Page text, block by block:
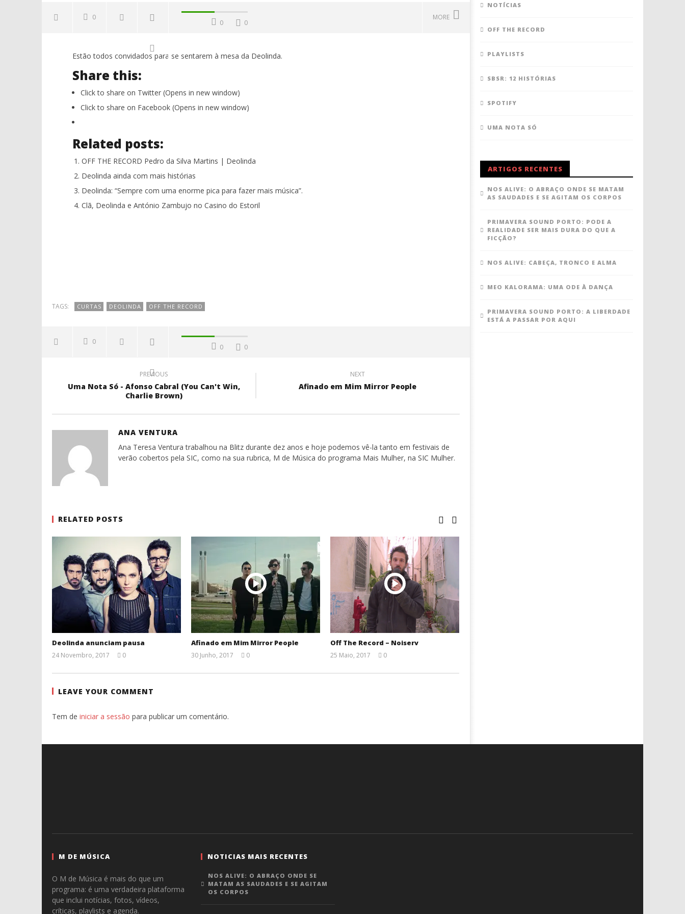
0
0 0
MORE
Off The Record Deolinda
2017
Ventura
matam as saudades e se agitam
os corpos
30
Junho,
2017
Ana
Ventura
Ventura
2017
Ventura
Estão todos convidados para se sentarem à mesa da Deolinda.
Share this:
Click to share on Twitter (Opens in new window)
Click to share on Facebook (Opens in new window)
Related posts:
OFF THE RECORD Pedro da Silva Martins | Deolinda
Deolinda ainda com mais histórias
Deolinda: “Sempre com uma enorme pica para fazer mais música”.
Clã, Deolinda e António Zambujo no Casino do Estoril
TAGS: CURTAS DEOLINDA OFF THE RECORD
0
0 0
PREVIOUS
Uma Nota Só - Afonso Cabral (You Can't Win,
Charlie Brown)
NEXT
Afinado em Mim Mirror People
ANA VENTURA
Ana Teresa Ventura trabalhou na Blitz durante dez anos e hoje podemos vê-la tanto em festivais de
verão cobertos pela SIC, como na sua rubrica, M de Música do programa Mais Mulher, na SIC Mulher.
RELATED POSTS
Deolinda anunciam pausa
24 Novembro, 2017
Ventura
0
Afinado em Mim Mirror People
30 Junho, 2017
Ventura
0
Off The Record – Noiserv
25 Maio, 2017
Ventura
0
LEAVE YOUR COMMENT
Tem de iniciar a sessão para publicar um comentário.
NOTÍCIAS
OFF THE RECORD
PLAYLISTS
SBSR: 12 HISTÓRIAS
SPOTIFY
UMA NOTA SÓ
ARTIGOS RECENTES
NOS ALIVE: O ABRAÇO ONDE SE MATAM
AS SAUDADES E SE AGITAM OS CORPOS
PRIMAVERA SOUND PORTO: PODE A
REALIDADE SER MAIS DURA DO QUE A
FICÇÃO?
NOS ALIVE: CABEÇA, TRONCO E ALMA
MEO KALORAMA: UMA ODE À DANÇA
PRIMAVERA SOUND PORTO: A LIBERDADE
ESTÁ A PASSAR POR AQUI
M DE MÚSICA
O M de Música é mais do que um
programa: é uma verdadeira plataforma
que inclui notícias, fotos, vídeos,
críticas, playlists e agenda.
NOTICIAS MAIS RECENTES
NOS ALIVE: O ABRAÇO ONDE SE
MATAM AS SAUDADES E SE AGITAM
OS CORPOS